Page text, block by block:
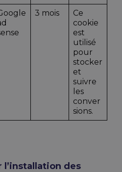
3 mois
Ce
cookie
est
utilisé
pour
stocker
et
suivre
les
conver
sions.
des